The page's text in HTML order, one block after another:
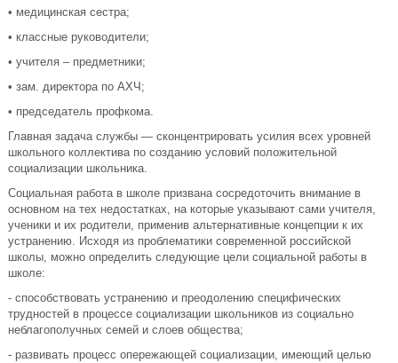
• медицинская сестра;
• классные руководители;
• учителя – предметники;
• зам. директора по АХЧ;
• председатель профкома.
Главная задача службы — сконцентрировать усилия всех уровней
школьного коллектива по созданию условий положительной
социализации школьника.
Социальная работа в школе призвана сосредоточить внимание в
основном на тех недостатках, на которые указывают сами учителя,
ученики и их родители, применив альтернативные концепции к их
устранению. Исходя из проблематики современной российской
школы, можно определить следующие цели социальной работы в
школе:
- способствовать устранению и преодолению специфических
трудностей в процессе социализации школьников из социально
неблагополучных семей и слоев общества;
- развивать процесс опережающей социализации, имеющий целью